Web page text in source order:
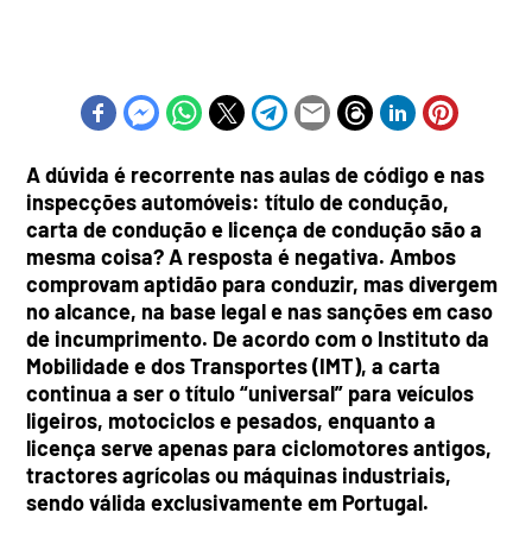
A dúvida é recorrente nas aulas de código e nas
inspecções automóveis: título de condução,
carta de condução e licença de condução são a
mesma coisa? A resposta é negativa. Ambos
comprovam aptidão para conduzir, mas divergem
no alcance, na base legal e nas sanções em caso
de incumprimento. De acordo com o Instituto da
Mobilidade e dos Transportes (IMT), a carta
continua a ser o título “universal” para veículos
ligeiros, motociclos e pesados, enquanto a
licença serve apenas para ciclomotores antigos,
tractores agrícolas ou máquinas industriais,
sendo válida exclusivamente em Portugal.